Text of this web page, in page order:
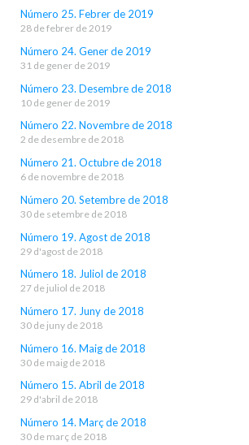
Número 25. Febrer de 2019
28 de febrer de 2019
Número 24. Gener de 2019
31 de gener de 2019
Número 23. Desembre de 2018
10 de gener de 2019
Número 22. Novembre de 2018
2 de desembre de 2018
Número 21. Octubre de 2018
6 de novembre de 2018
Número 20. Setembre de 2018
30 de setembre de 2018
Número 19. Agost de 2018
29 d'agost de 2018
Número 18. Juliol de 2018
27 de juliol de 2018
Número 17. Juny de 2018
30 de juny de 2018
Número 16. Maig de 2018
30 de maig de 2018
Número 15. Abril de 2018
29 d'abril de 2018
Número 14. Març de 2018
30 de març de 2018